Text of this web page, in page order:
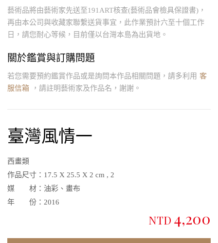
藝術品將由藝術家先送至191ART核查(藝術品會檢具保證書)，
再由本公司與收藏家聯繫送貨事宜，此作業預計六至十個工作
日，請您耐心等候，目前僅以台灣本島為出貨地。
關於鑑賞與訂購問題
若您需要預約鑑賞作品或是詢問本作品相關問題，請多利用 客
服信箱
，請註明藝術家及作品名，謝謝。
臺灣風情一
西畫類
作品尺寸： 17.5 X 25.5 X 2 cm , 2
媒 材： 油彩、畫布
年 份： 2016
NTD 4,200